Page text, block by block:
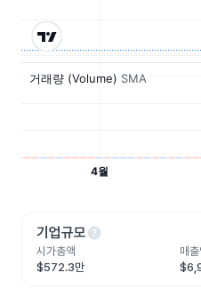
기업규모help
시가총액
$572.3만
매출